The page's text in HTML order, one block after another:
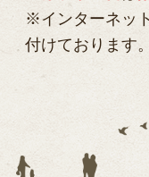
※インターネッ
付けております。